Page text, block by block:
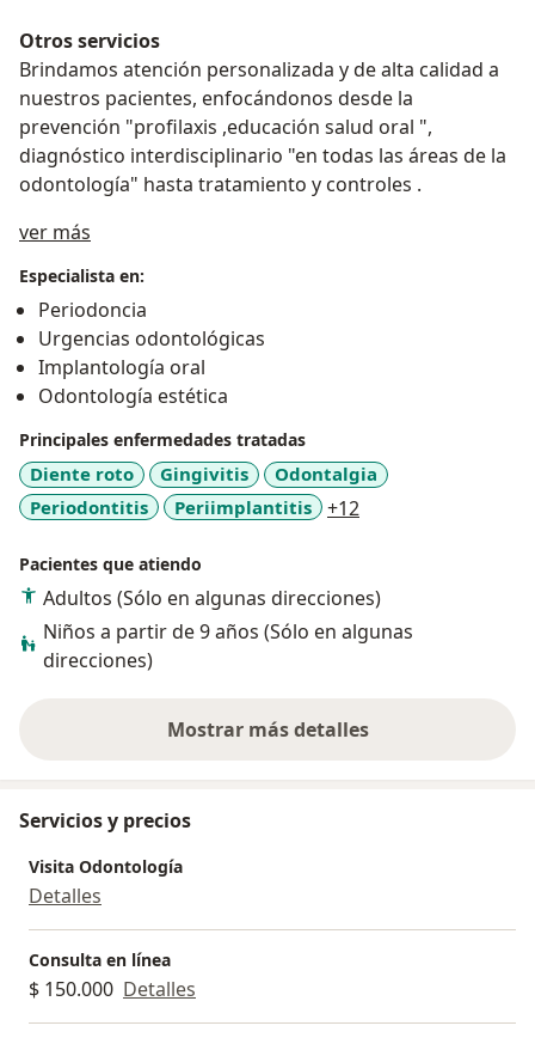
Otros servicios
Brindamos atención personalizada y de alta calidad a
nuestros pacientes, enfocándonos desde la
prevención "profilaxis ,educación salud oral ",
diagnóstico interdisciplinario "en todas las áreas de la
odontología" hasta tratamiento y controles .
ver más
Especialista en:
Periodoncia
Urgencias odontológicas
Implantología oral
Odontología estética
Principales enfermedades tratadas
Diente roto Gingivitis
Odontalgia
Periodontitis
Periimplantitis +12
Pacientes que atiendo
Adultos (Sólo en algunas direcciones)
Niños a partir de 9 años (Sólo en algunas
direcciones)
Mostrar más detalles
sobre la experiencia
Servicios y precios
Visita Odontología
Detalles
Consulta en línea
$ 150.000 Detalles